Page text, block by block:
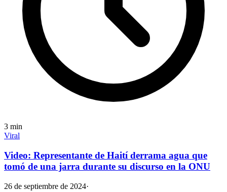
3 min
Viral
Video: Representante de Haití derrama agua que
tomó de una jarra durante su discurso en la ONU
26 de septiembre de 2024·